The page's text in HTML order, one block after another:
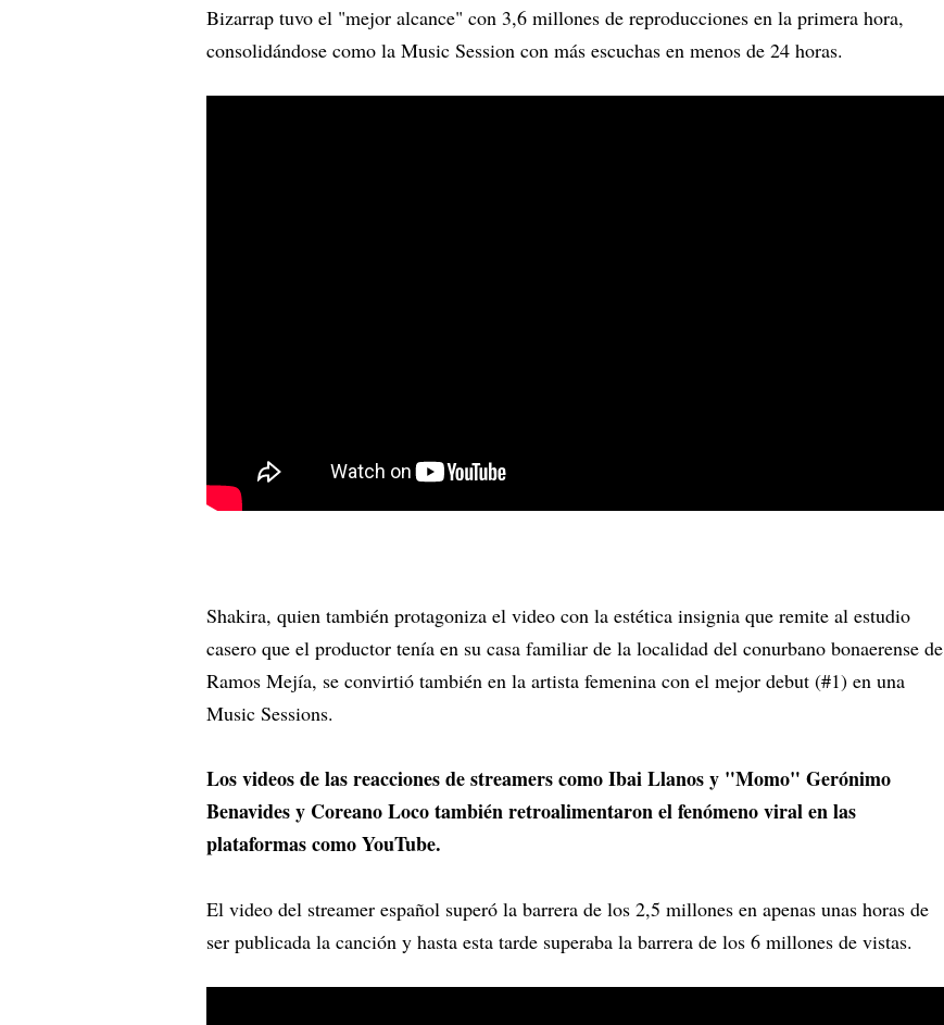
Bizarrap tuvo el "mejor alcance" con 3,6 millones de reproducciones en la primera hora,
consolidándose como la Music Session con más escuchas en menos de 24 horas.
Shakira, quien también protagoniza el video con la estética insignia que remite al estudio
casero que el productor tenía en su casa familiar de la localidad del conurbano bonaerense de
Ramos Mejía, se convirtió también en la artista femenina con el mejor debut (#1) en una
Music Sessions.
Los videos de las reacciones de streamers como Ibai Llanos y "Momo" Gerónimo
Benavides y Coreano Loco también retroalimentaron el fenómeno viral en las
plataformas como YouTube.
El video del streamer español superó la barrera de los 2,5 millones en apenas unas horas de
ser publicada la canción y hasta esta tarde superaba la barrera de los 6 millones de vistas.